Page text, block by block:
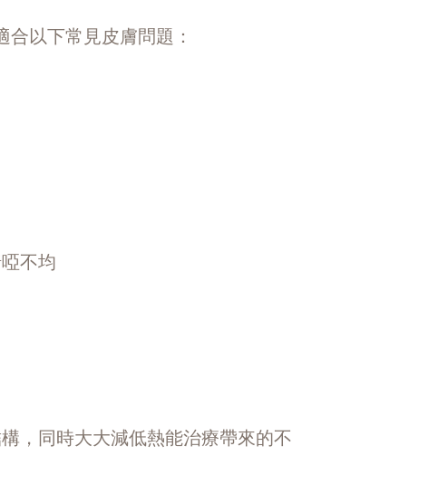
以下常見皮膚問題：
不均
，同時大大減低熱能治療帶來的不